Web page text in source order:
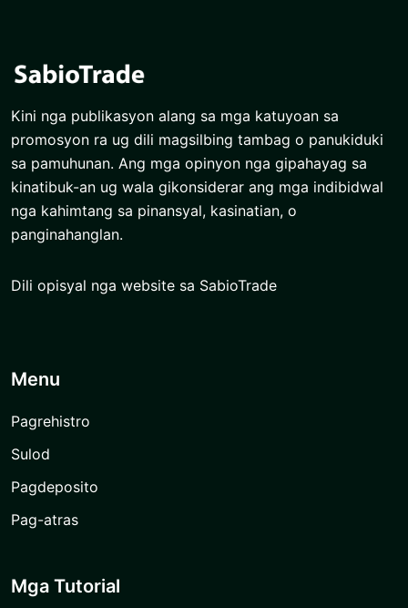
Kini nga publikasyon alang sa mga katuyoan sa
promosyon ra ug dili magsilbing tambag o panukiduki
sa pamuhunan. Ang mga opinyon nga gipahayag sa
kinatibuk-an ug wala gikonsiderar ang mga indibidwal
nga kahimtang sa pinansyal, kasinatian, o
panginahanglan.
Dili opisyal nga website sa SabioTrade
Menu
Pagrehistro
Sulod
Pagdeposito
Pag-atras
Mga Tutorial